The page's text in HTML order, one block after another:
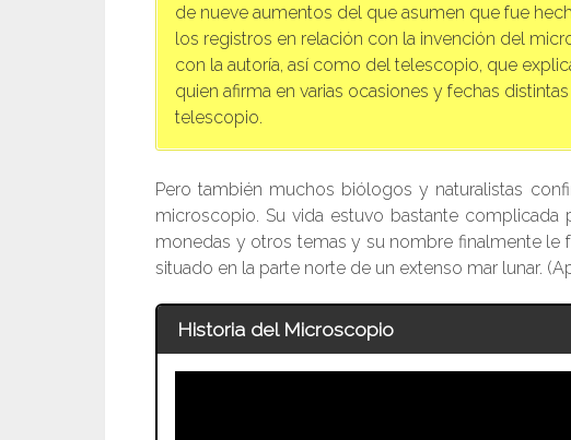
de nueve aumentos del que asumen que fue
los registros en relación con la invención del
con la autoría, así como del telescopio, que
quien afirma en varias ocasiones y fechas
telescopio.
Pero también muchos biólogos y naturalistas
microscopio. Su vida estuvo bastante
monedas y otros temas y su nombre finalmente le
situado en la parte norte de un extenso mar lunar.
Historia del Microscopio